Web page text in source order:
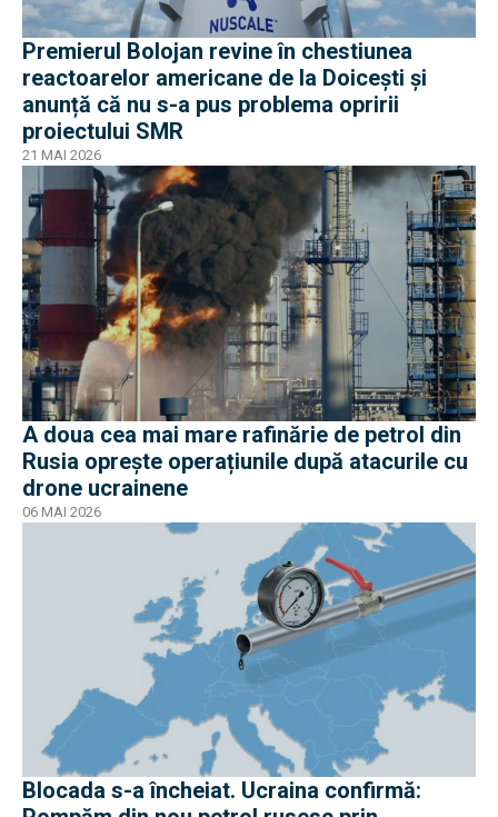
Premierul Bolojan revine în chestiunea
reactoarelor americane de la Doicești și
anunță că nu s-a pus problema opririi
proiectului SMR
21 MAI 2026
A doua cea mai mare rafinărie de petrol din
Rusia oprește operațiunile după atacurile cu
drone ucrainene
06 MAI 2026
Blocada s-a încheiat. Ucraina confirmă: